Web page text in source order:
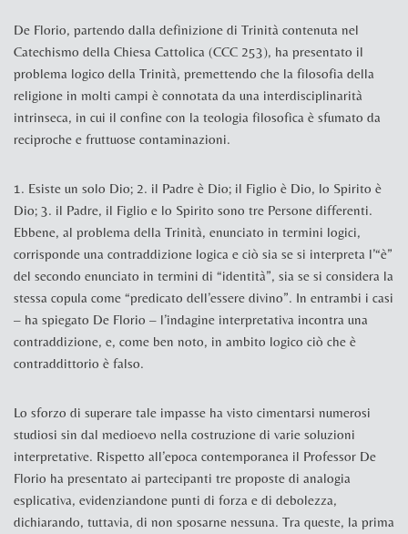
De Florio, partendo dalla definizione di Trinità contenuta nel
Catechismo della Chiesa Cattolica (CCC 253), ha presentato il
problema logico della Trinità, premettendo che la filosofia della
religione in molti campi è connotata da una interdisciplinarità
intrinseca, in cui il confine con la teologia filosofica è sfumato da
reciproche e fruttuose contaminazioni.
1. Esiste un solo Dio; 2. il Padre è Dio; il Figlio è Dio, lo Spirito è
Dio; 3. il Padre, il Figlio e lo Spirito sono tre Persone differenti.
Ebbene, al problema della Trinità, enunciato in termini logici,
corrisponde una contraddizione logica e ciò sia se si interpreta l’“è”
del secondo enunciato in termini di “identità”, sia se si considera la
stessa copula come “predicato dell’essere divino”. In entrambi i casi
– ha spiegato De Florio – l’indagine interpretativa incontra una
contraddizione, e, come ben noto, in ambito logico ciò che è
contraddittorio è falso.
Lo sforzo di superare tale impasse ha visto cimentarsi numerosi
studiosi sin dal medioevo nella costruzione di varie soluzioni
interpretative. Rispetto all’epoca contemporanea il Professor De
Florio ha presentato ai partecipanti tre proposte di analogia
esplicativa, evidenziandone punti di forza e di debolezza,
dichiarando, tuttavia, di non sposarne nessuna. Tra queste, la prima